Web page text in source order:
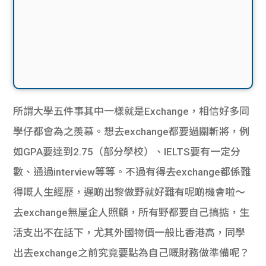
所謂大學五件事其中一樣就是Exchange，相信好多同
學仔都會為之羨慕。想去exchange都要過關斬將，例
如GPA要達到2.75（部分學校）、IELTS要有一定分
數、通過interview等等。不過有得去exchange都係難
得嘅人生經歷，遲啲出黎做野就好難有呢啲機會啦～
去exchange無屋企人照顧，所有野都要自己搞掂，生
活支出不在話下，尤其外國物價一般比香港高，同學
出去exchange之前究竟要點為自己嘅財務做準備呢？